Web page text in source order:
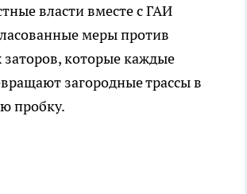
власти вместе с ГАИ
меры против
которые каждые
загородные трассы в
пробку.